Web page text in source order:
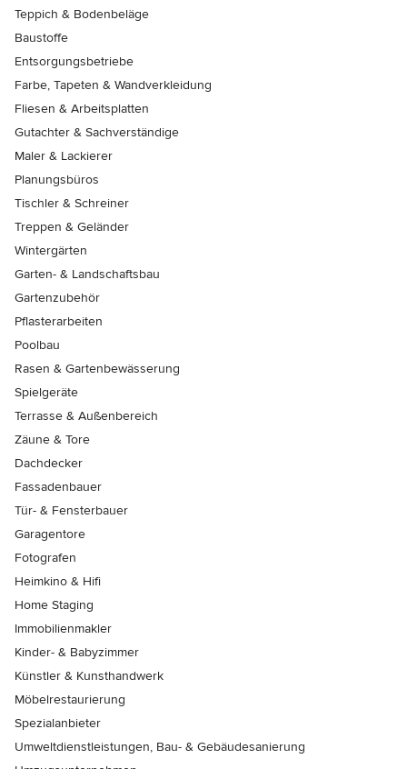
Teppich & Bodenbeläge
Baustoffe
Entsorgungsbetriebe
Farbe, Tapeten & Wandverkleidung
Fliesen & Arbeitsplatten
Gutachter & Sachverständige
Maler & Lackierer
Planungsbüros
Tischler & Schreiner
Treppen & Geländer
Wintergärten
Garten- & Landschaftsbau
Gartenzubehör
Pflasterarbeiten
Poolbau
Rasen & Gartenbewässerung
Spielgeräte
Terrasse & Außenbereich
Zäune & Tore
Dachdecker
Fassadenbauer
Tür- & Fensterbauer
Garagentore
Fotografen
Heimkino & Hifi
Home Staging
Immobilienmakler
Kinder- & Babyzimmer
Künstler & Kunsthandwerk
Möbelrestaurierung
Spezialanbieter
Umweltdienstleistungen, Bau- & Gebäudesanierung